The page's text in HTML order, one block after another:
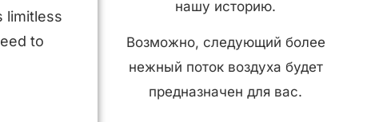
limitless
to
нашу историю.
Возможно, следующий более
нежный поток воздуха будет
предназначен для вас.